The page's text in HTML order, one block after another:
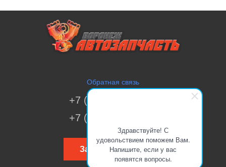
Здравствуйте! С
удовольствием поможем Вам.
Напишите, если у вас
появятся вопросы.
Обратная связь
+7 (473) 269-41-51
+7 (473) 200-70-00
Заказать звонок